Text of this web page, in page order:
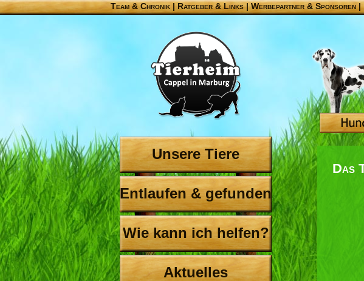
Team & Chronik |Ratgeber & Links|Werbepartner & Sponsoren|
Unsere Tiere
Entlaufen & gefunden
Wie kann ich helfen?
Aktuelles
Das